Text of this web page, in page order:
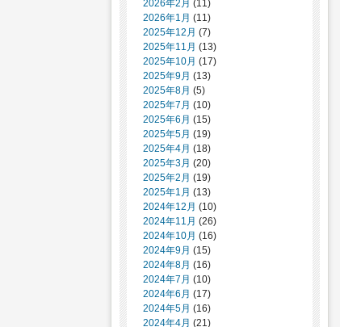
2026年2月 (11)
2026年1月 (11)
2025年12月 (7)
2025年11月 (13)
2025年10月 (17)
2025年9月 (13)
2025年8月 (5)
2025年7月 (10)
2025年6月 (15)
2025年5月 (19)
2025年4月 (18)
2025年3月 (20)
2025年2月 (19)
2025年1月 (13)
2024年12月 (10)
2024年11月 (26)
2024年10月 (16)
2024年9月 (15)
2024年8月 (16)
2024年7月 (10)
2024年6月 (17)
2024年5月 (16)
2024年4月 (21)